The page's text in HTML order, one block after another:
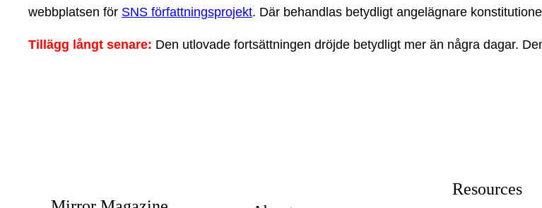
webbplatsen för SNS författningsprojekt. Där behandlas betydligt angelägnare
Tillägg långt senare: Den utlovade fortsättningen dröjde betydligt mer än några dagar.
Resources